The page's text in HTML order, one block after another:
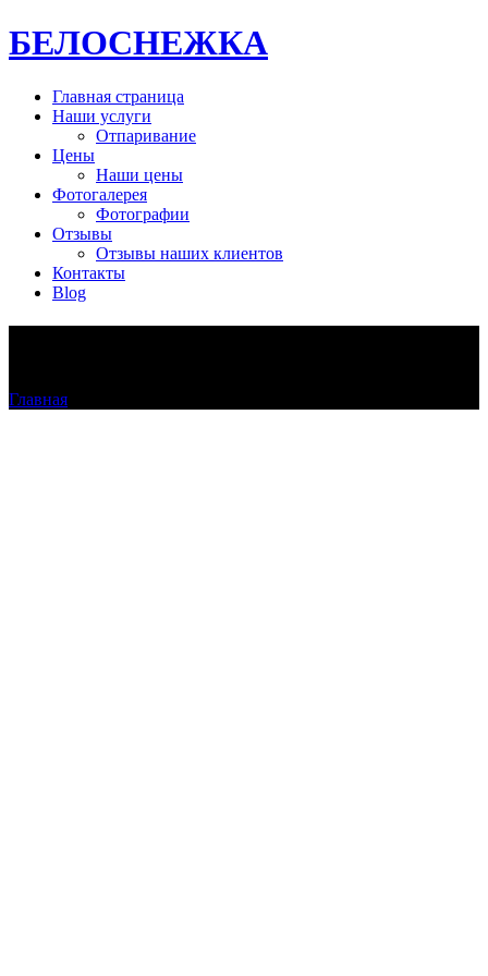
БЕЛОСНЕЖКА
Главная страница
Наши услуги
Отпаривание
Цены
Наши цены
Фотогалерея
Фотографии
Отзывы
Отзывы наших клиентов
Контакты
Blog
Главная